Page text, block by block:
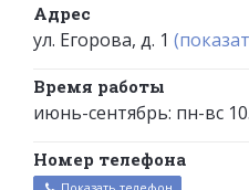
Адрес
ул. Егорова, д. 1
Время работы
июнь-сентябрь: пн-вс
Номер телефона